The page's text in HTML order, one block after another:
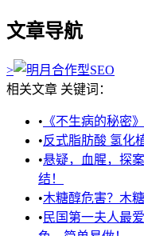
文章导航
>
相关文章 关键词：
• 《不生病的秘密
•反式脂肪酸 氢化
•悬疑，血腥，探
结！
•木糖醇危害？木
• 民国第一夫人最